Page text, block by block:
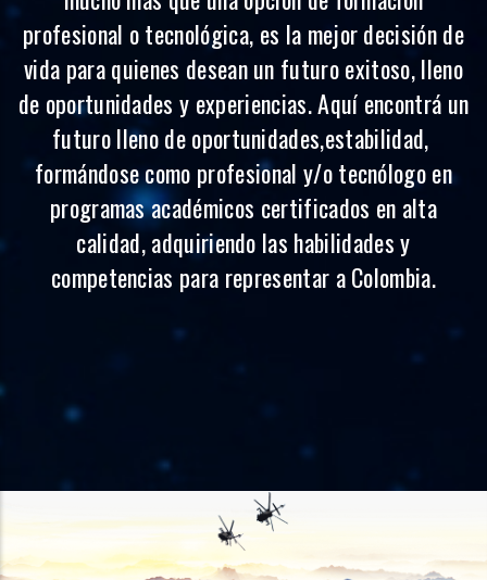
profesional o tecnológica, es la mejor decisión de
vida para quienes desean un futuro exitoso, lleno
de oportunidades y experiencias.Aquí encontrá un
futuro lleno de oportunidades,estabilidad,
formándose como profesional y/o tecnólogo en
programas académicos certificados en alta
calidad, adquiriendo las habilidades y
competencias para representar a Colombia.